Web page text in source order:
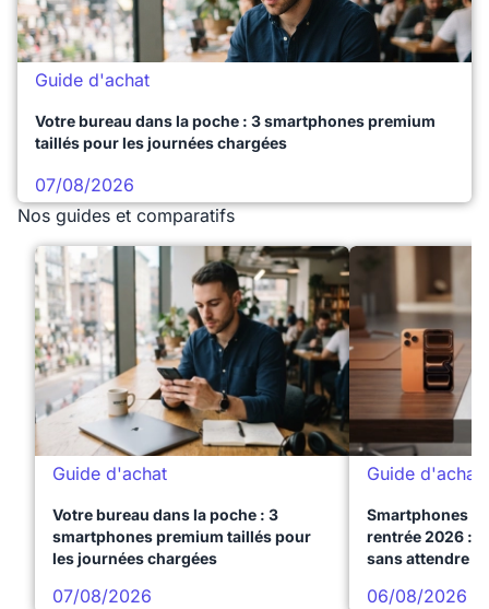
Guide d'achat
Votre bureau dans la poche : 3 smartphones premium
taillés pour les journées chargées
07/08/2026
Nos guides et comparatifs
Guide d'achat
Votre bureau dans la poche : 3
smartphones premium taillés pour
les journées chargées
07/08/2026
Guide d'achat
Smartphones
rentrée 2026 :
sans attendre
06/08/2026